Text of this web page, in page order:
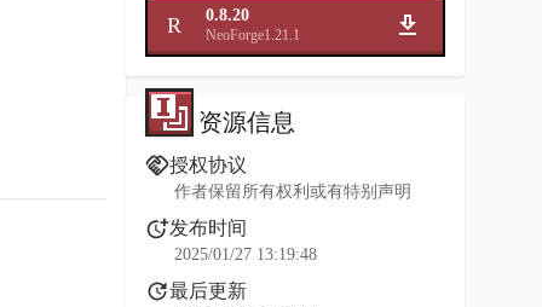
R 0.8.20
NeoForge1.21.1
资源信息
授权协议
作者保留所有权利或有特别声明
发布时间
2025/01/27 13:19:48
最后更新